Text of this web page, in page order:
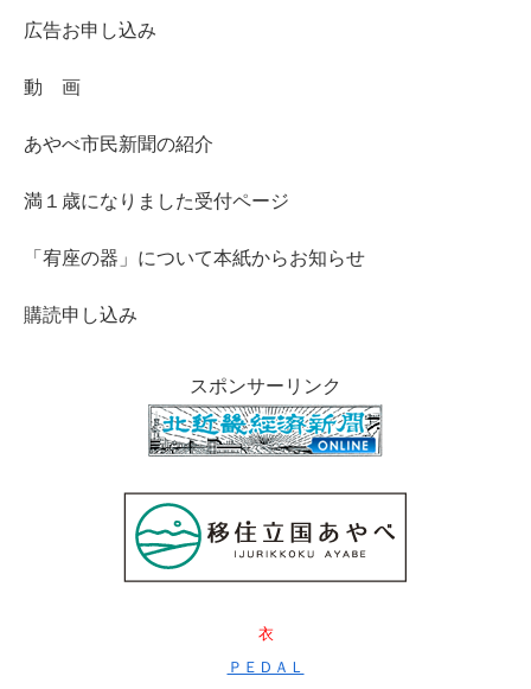
広告お申し込み
動 画
あやべ市民新聞の紹介
満１歳になりました受付ページ
「宥座の器」について本紙からお知らせ
購読申し込み
スポンサーリンク
衣
ＰＥＤＡＬ